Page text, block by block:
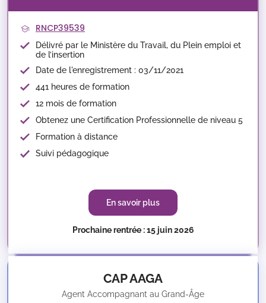
RNCP39539
Délivré par le Ministère du Travail, du Plein emploi et
de l’insertion
Date de l'enregistrement : 03/11/2021
441 heures de formation
12 mois de formation
Obtenez une Certification Professionnelle de niveau 5
Formation à distance
Suivi pédagogique
En savoir plus
Prochaine rentrée : 15 juin 2026
CAP AAGA
Agent Accompagnant au Grand-Âge